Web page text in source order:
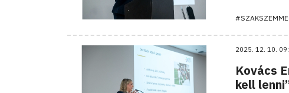
#SZAKSZEMMEL
2025. 12. 10.
Kovács
kell